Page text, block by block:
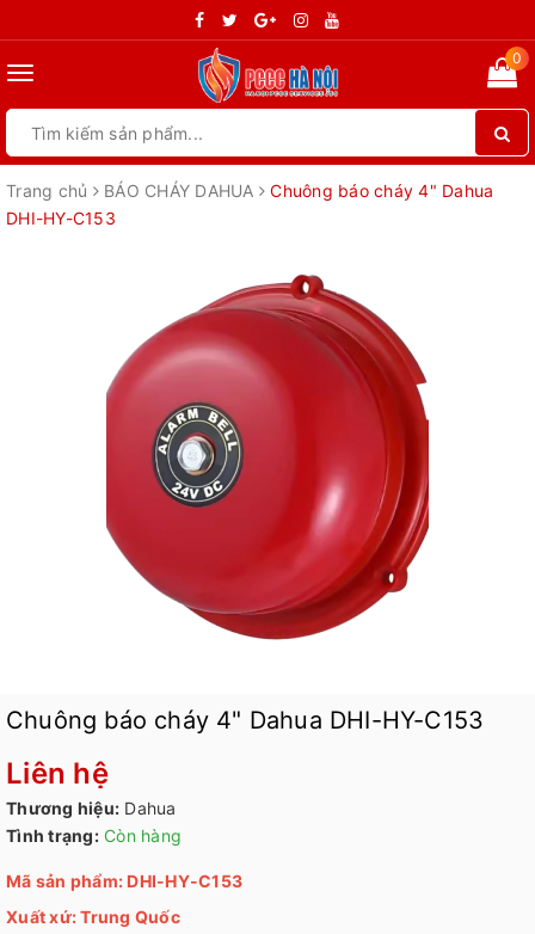
Toggle
0
Trang chủ BÁO CHÁY DAHUA
Chuông báo cháy 4" Dahua
DHI-HY-C153
Chuông báo cháy 4" Dahua DHI-HY-C153
Liên hệ
Thương hiệu: Dahua
Tình trạng: Còn hàng
Mã sản phẩm: DHI-HY-C153
Xuất xứ: Trung Quốc